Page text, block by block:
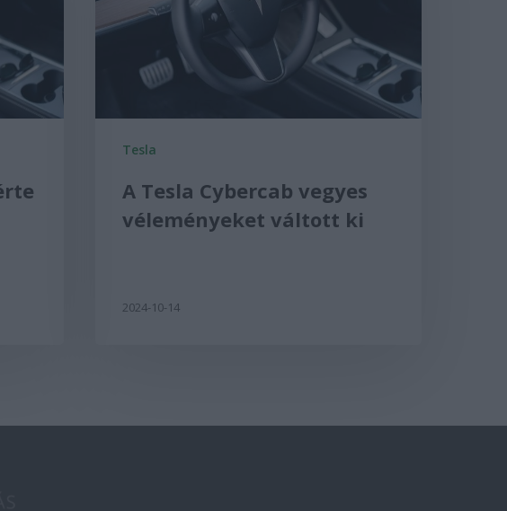
Tesla
A Tesla Cybercab vegyes
véleményeket váltott ki
2024-10-14